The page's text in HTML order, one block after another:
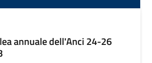
annuale dell'Anci 24-26